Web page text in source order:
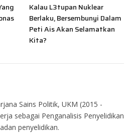
Kalau L3tupan Nuklear
Berlaku, Bersembunyi Dalam
Peti Ais Akan Selamatkan
Kita?
Sains Politik, UKM (2015 -
sebagai Penganalisis Penyelidikan
penyelidikan.